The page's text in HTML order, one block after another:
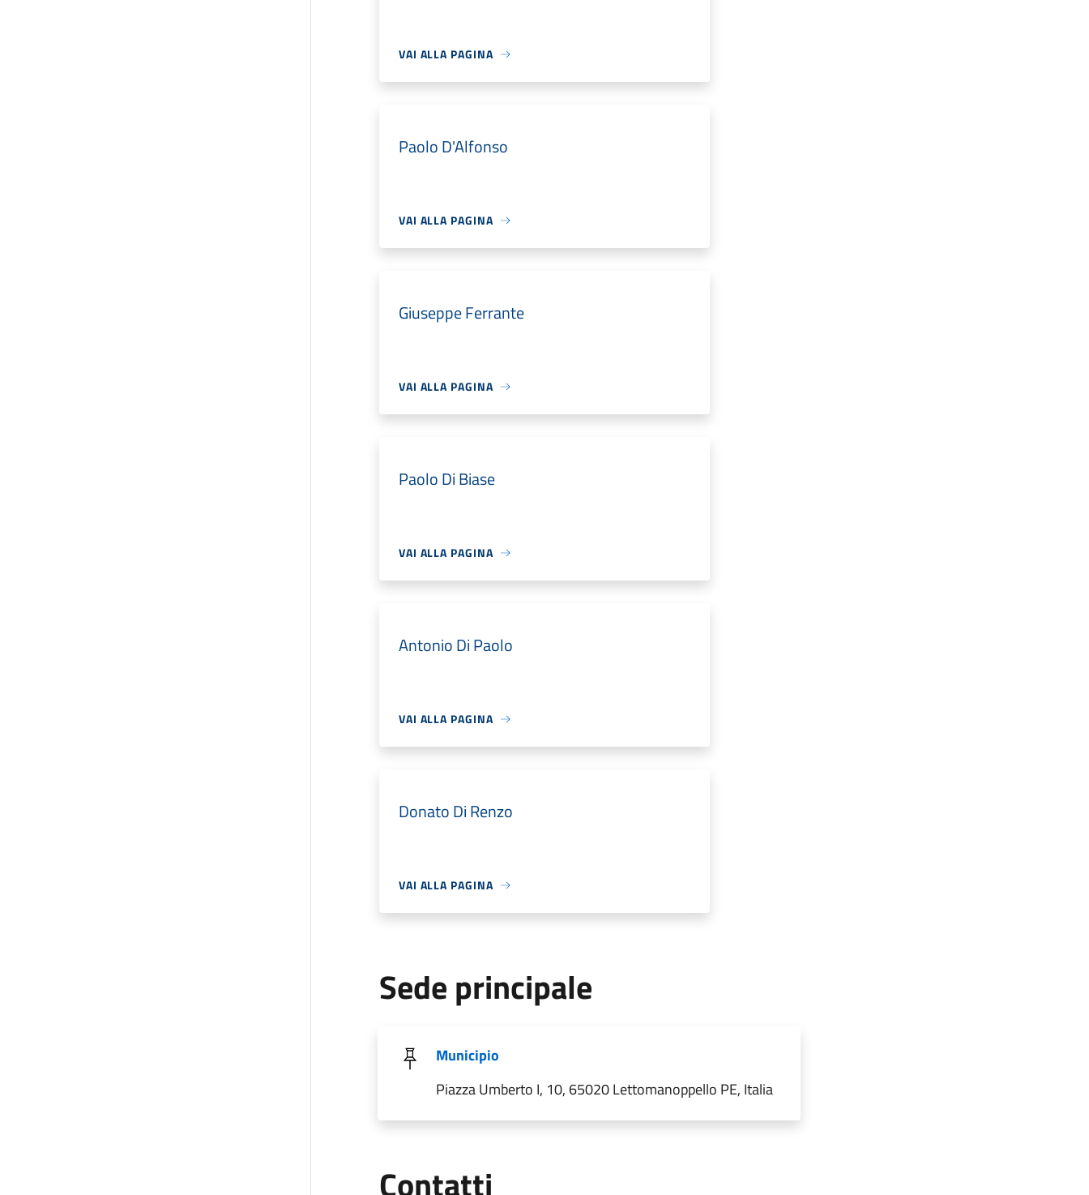
VAI ALLA PAGINA
Paolo D'Alfonso
VAI ALLA PAGINA
Giuseppe Ferrante
VAI ALLA PAGINA
Paolo Di Biase
VAI ALLA PAGINA
Antonio Di Paolo
VAI ALLA PAGINA
Donato Di Renzo
VAI ALLA PAGINA
Sede principale
Municipio
Piazza Umberto I, 10, 65020 Lettomanoppello PE, Italia
Contatti